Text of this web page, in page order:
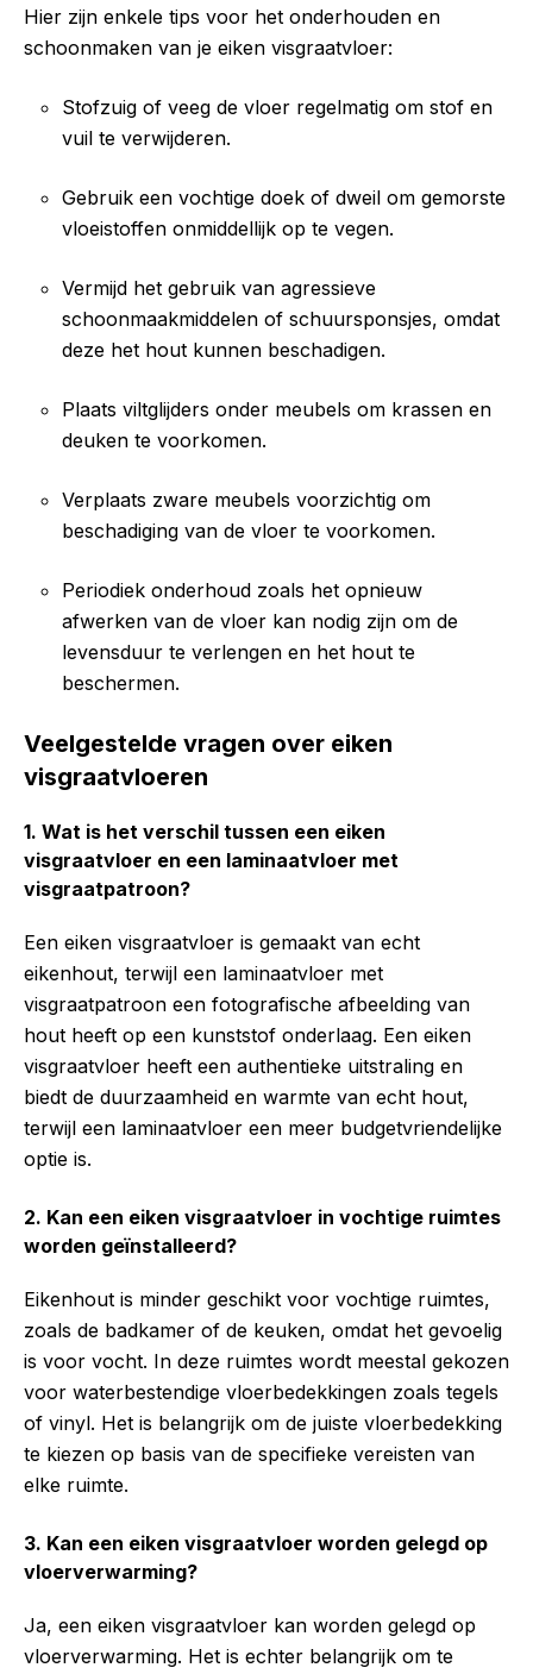
Hier zijn enkele tips voor het onderhouden en
schoonmaken van je eiken visgraatvloer:
Stofzuig of veeg de vloer regelmatig om stof en
vuil te verwijderen.
Gebruik een vochtige doek of dweil om gemorste
vloeistoffen onmiddellijk op te vegen.
Vermijd het gebruik van agressieve
schoonmaakmiddelen of schuursponsjes, omdat
deze het hout kunnen beschadigen.
Plaats viltglijders onder meubels om krassen en
deuken te voorkomen.
Verplaats zware meubels voorzichtig om
beschadiging van de vloer te voorkomen.
Periodiek onderhoud zoals het opnieuw
afwerken van de vloer kan nodig zijn om de
levensduur te verlengen en het hout te
beschermen.
Veelgestelde vragen over eiken
visgraatvloeren
1. Wat is het verschil tussen een eiken
visgraatvloer en een laminaatvloer met
visgraatpatroon?
Een eiken visgraatvloer is gemaakt van echt
eikenhout, terwijl een laminaatvloer met
visgraatpatroon een fotografische afbeelding van
hout heeft op een kunststof onderlaag. Een eiken
visgraatvloer heeft een authentieke uitstraling en
biedt de duurzaamheid en warmte van echt hout,
terwijl een laminaatvloer een meer budgetvriendelijke
optie is.
2. Kan een eiken visgraatvloer in vochtige ruimtes
worden geïnstalleerd?
Eikenhout is minder geschikt voor vochtige ruimtes,
zoals de badkamer of de keuken, omdat het gevoelig
is voor vocht. In deze ruimtes wordt meestal gekozen
voor waterbestendige vloerbedekkingen zoals tegels
of vinyl. Het is belangrijk om de juiste vloerbedekking
te kiezen op basis van de specifieke vereisten van
elke ruimte.
3. Kan een eiken visgraatvloer worden gelegd op
vloerverwarming?
Ja, een eiken visgraatvloer kan worden gelegd op
vloerverwarming. Het is echter belangrijk om te